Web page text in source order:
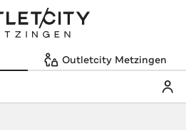
Outletcity Metzingen